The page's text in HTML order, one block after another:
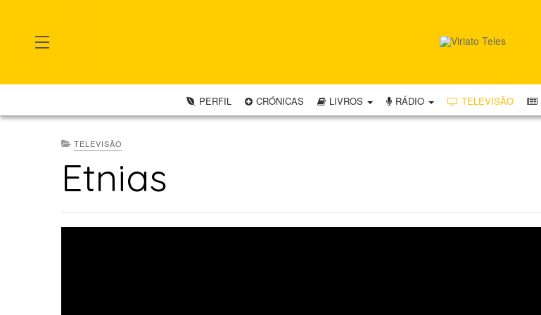
OFF CANVAS
PERFIL CRÓNICAS LIVROS RÁDIO TELEVISÃO
TELEVISÃO
Etnias